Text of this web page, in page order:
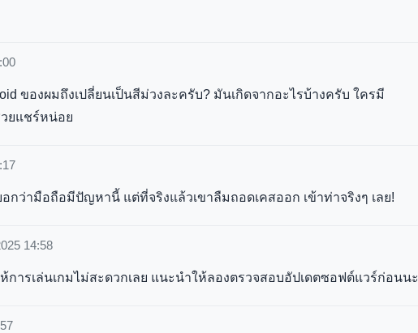
ของผมถึงเปลี่ยนเป็นสีม่วงละครับ? มันเกิดจากอะไรบ้างครับ ใครมี
ยแชร์หน่อย
กว่ามือถือมีปัญหานี้ แต่ที่จริงแล้วเขาลืมถอดเคสออก เข้าท่าจริงๆ เลย!
14:58
การเล่นเกมไม่สะดวกเลย แนะนำให้ลองตรวจสอบอัปเดตซอฟต์แวร์ก่อนนะ